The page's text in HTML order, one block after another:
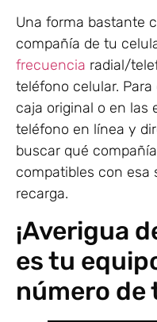
Una forma bastante
compañía de tu
frecuencia radial/
teléfono celular.
caja original o en las
teléfono en línea y
buscar qué
compatibles con esa
recarga.
¡Averigua
es tu
número de